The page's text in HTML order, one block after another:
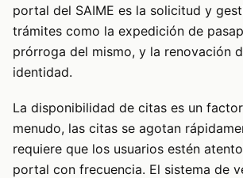
portal del SAIME es la solicitud y
trámites como la expedición de
prórroga del mismo, y la renovación
identidad.
La disponibilidad de citas es un
menudo, las citas se agotan
requiere que los usuarios estén
portal con frecuencia. El sistema de